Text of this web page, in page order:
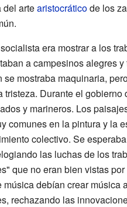
del artearistocráticode los
era mostrar a los
a campesinos alegres
se mostraba maquinaria,
Durante el
y marineros. Los
comunes en la pintura y la
colectivo. Se
las luchas de los
que no eran bien vistas
debían crear
rechazando las